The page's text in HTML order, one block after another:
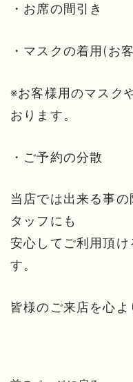
・お席の間引き
・マスクの着用(お
※お客様用のマスク
おります。
・ご予約の分散
当店では出来る事
タッフにも
安心してご利用頂
す。
皆様のご来店を心よ